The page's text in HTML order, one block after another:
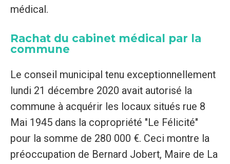
médical.
Rachat du cabinet médical par la
commune
Le conseil municipal tenu exceptionnellement
lundi 21 décembre 2020 avait autorisé la
commune à acquérir les locaux situés rue 8
Mai 1945 dans la copropriété "Le Félicité"
pour la somme de 280 000 €. Ceci montre la
préoccupation de Bernard Jobert, Maire de La